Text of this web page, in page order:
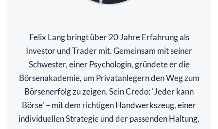
Felix Lang bringt über 20 Jahre Erfahrung als
Investor und Trader mit. Gemeinsam mit seiner
Schwester, einer Psychologin, gründete er die
Börsenakademie, um Privatanlegern den Weg zum
Börsenerfolg zu zeigen. Sein Credo: 'Jeder kann
Börse' – mit dem richtigen Handwerkszeug, einer
individuellen Strategie und der passenden Haltung.